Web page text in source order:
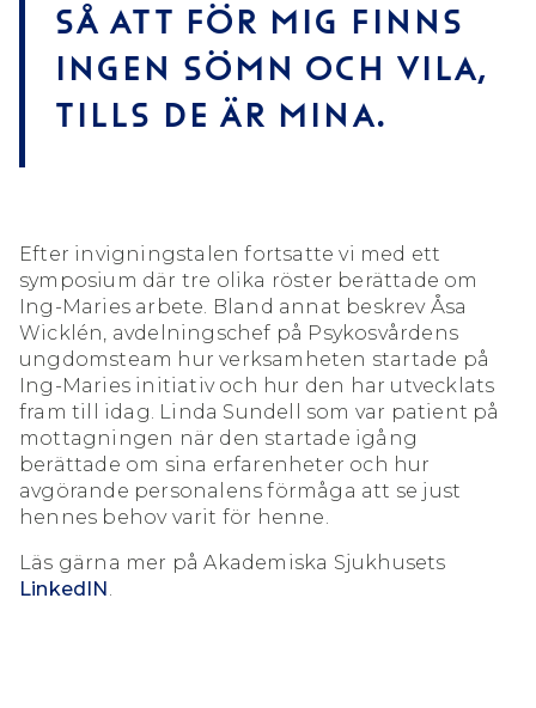
så att för mig finns
ingen sömn och vila,
tills de är mina.
Efter invigningstalen fortsatte vi med ett
symposium där tre olika röster berättade om
Ing-Maries arbete. Bland annat beskrev Åsa
Wicklén, avdelningschef på Psykosvårdens
ungdomsteam hur verksamheten startade på
Ing-Maries initiativ och hur den har utvecklats
fram till idag. Linda Sundell som var patient på
mottagningen när den startade igång
berättade om sina erfarenheter och hur
avgörande personalens förmåga att se just
hennes behov varit för henne.
Läs gärna mer på Akademiska Sjukhusets
LinkedIN.